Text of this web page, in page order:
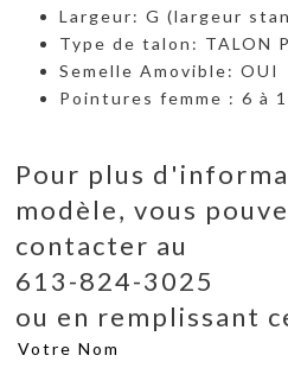
Largeur: G (largeur
Type de talon: TALON
Semelle Amovible: OUI
Pointures femme : 6 à
Pour plus
modèle, vous
contacter au
613-824-3025
ou en remplissant
Votre Nom